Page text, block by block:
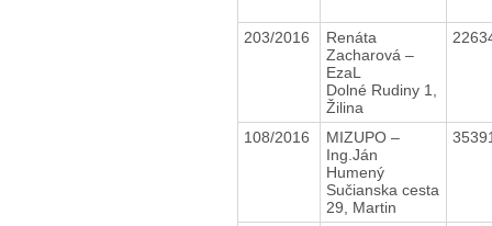
203/2016
Renáta
Zacharová –
EzaL
Dolné Rudiny 1,
Žilina
108/2016
MIZUPO –
Ing.Ján
Humený
Sučianska cesta
29, Martin